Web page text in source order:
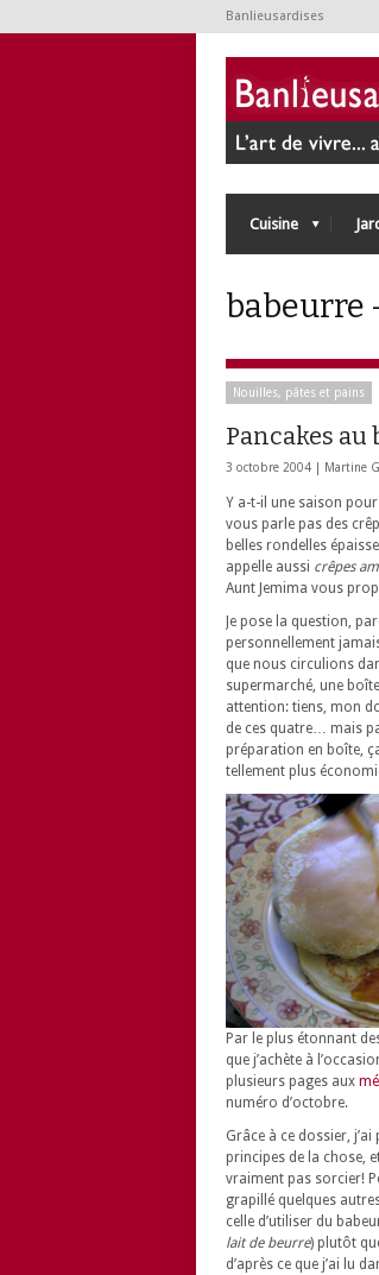
Banlieusardises
Cuisine
babeurre
Nouilles, pâtes et pains
Pancakes au
3 octobre 2004 | Martine
Y a-t-il une saison pour
vous parle pas des
belles rondelles
appelle aussi crêpes
Aunt Jemima vous
Je pose la question,
personnellement
que nous circulions
supermarché, une
attention: tiens, mon
de ces quatre… mais
préparation en boîte,
tellement plus
Par le plus étonnant
que j’achète à
plusieurs pages aux
numéro d’octobre.
Grâce à ce dossier,
principes de la chose,
vraiment pas sorcier!
grapillé quelques
celle d’utiliser du
lait de beurre) plutôt
d’après ce que j’ai lu